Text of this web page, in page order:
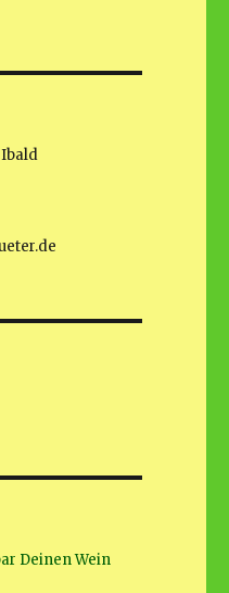
Deinen Wein